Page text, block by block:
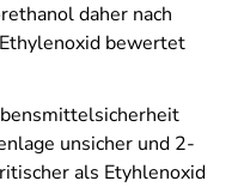
daher nach
bewertet
unsicher und 2-
als Etyhlenoxid